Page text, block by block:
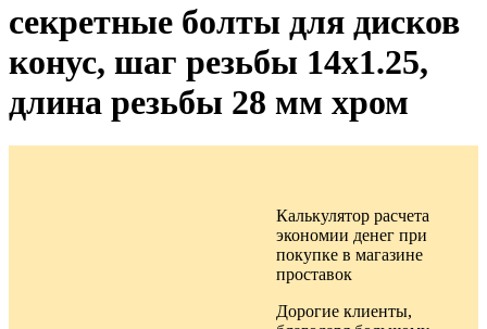
секретные болты для дисков
конус, шаг резьбы 14x1.25,
длина резьбы 28 мм хром
Калькулятор расчета
экономии денег при
покупке в магазине
проставок
Дорогие клиенты,